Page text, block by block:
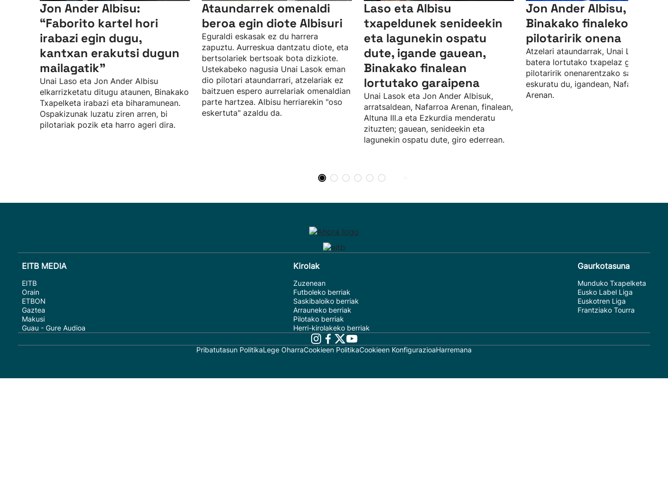
Jon Ander Albisu:
“Faborito kartel hori
irabazi egin dugu,
kantxan erakutsi dugun
mailagatik”
Unai Laso eta Jon Ander Albisu
elkarrizketatu ditugu ataunen, Binakako
Txapelketa irabazi eta biharamunean.
Ospakizunak luzatu ziren arren, bi
pilotariak pozik eta harro ageri dira.
Ataundarrek omenaldi
beroa egin diote Albisuri
Eguraldi eskasak ez du harrera
zapuztu. Aurreskua dantzatu diote, eta
bertsolariek bertsoak bota dizkiote.
Ustekabeko nagusia Unai Lasok eman
dio pilotari ataundarrari, atzelariak ez
baitzuen espero aurrelariak omenaldian
parte hartzea. Albisu herriarekin "oso
eskertuta" azaldu da.
Laso eta Albisu
txapeldunek senideekin
eta lagunekin ospatu
dute, igande gauean,
Binakako finalean
lortutako garaipena
Unai Lasok eta Jon Ander Albisuk,
arratsaldean, Nafarroa Arenan, finalean,
Altuna III.a eta Ezkurdia menderatu
zituzten; gauean, senideekin eta
lagunekin ospatu dute, giro ederrean.
Jon Ander Albisu,
Binakako finaleko
pilotaririk onena
Atzelari ataundarrak, Unai Lasorekin
batera lortutako txapelaz gain,
pilotaririk onenarentzako saria ere
eskuratu du, igandean, Nafarroa
Arenan.
EITB MEDIA
EITB
Orain
ETBON
Gaztea
Makusi
Guau - Gure Audioa
Kirolak
Zuzenean
Futboleko berriak
Saskibaloiko berriak
Arrauneko berriak
Pilotako berriak
Herri-kirolakeko berriak
Gaurkotasuna
Munduko Txapelketa
Eusko Label Liga
Euskotren Liga
Frantziako Tourra
Pribatutasun PolitikaLege OharraCookieen PolitikaCookieen KonfigurazioaHarremana